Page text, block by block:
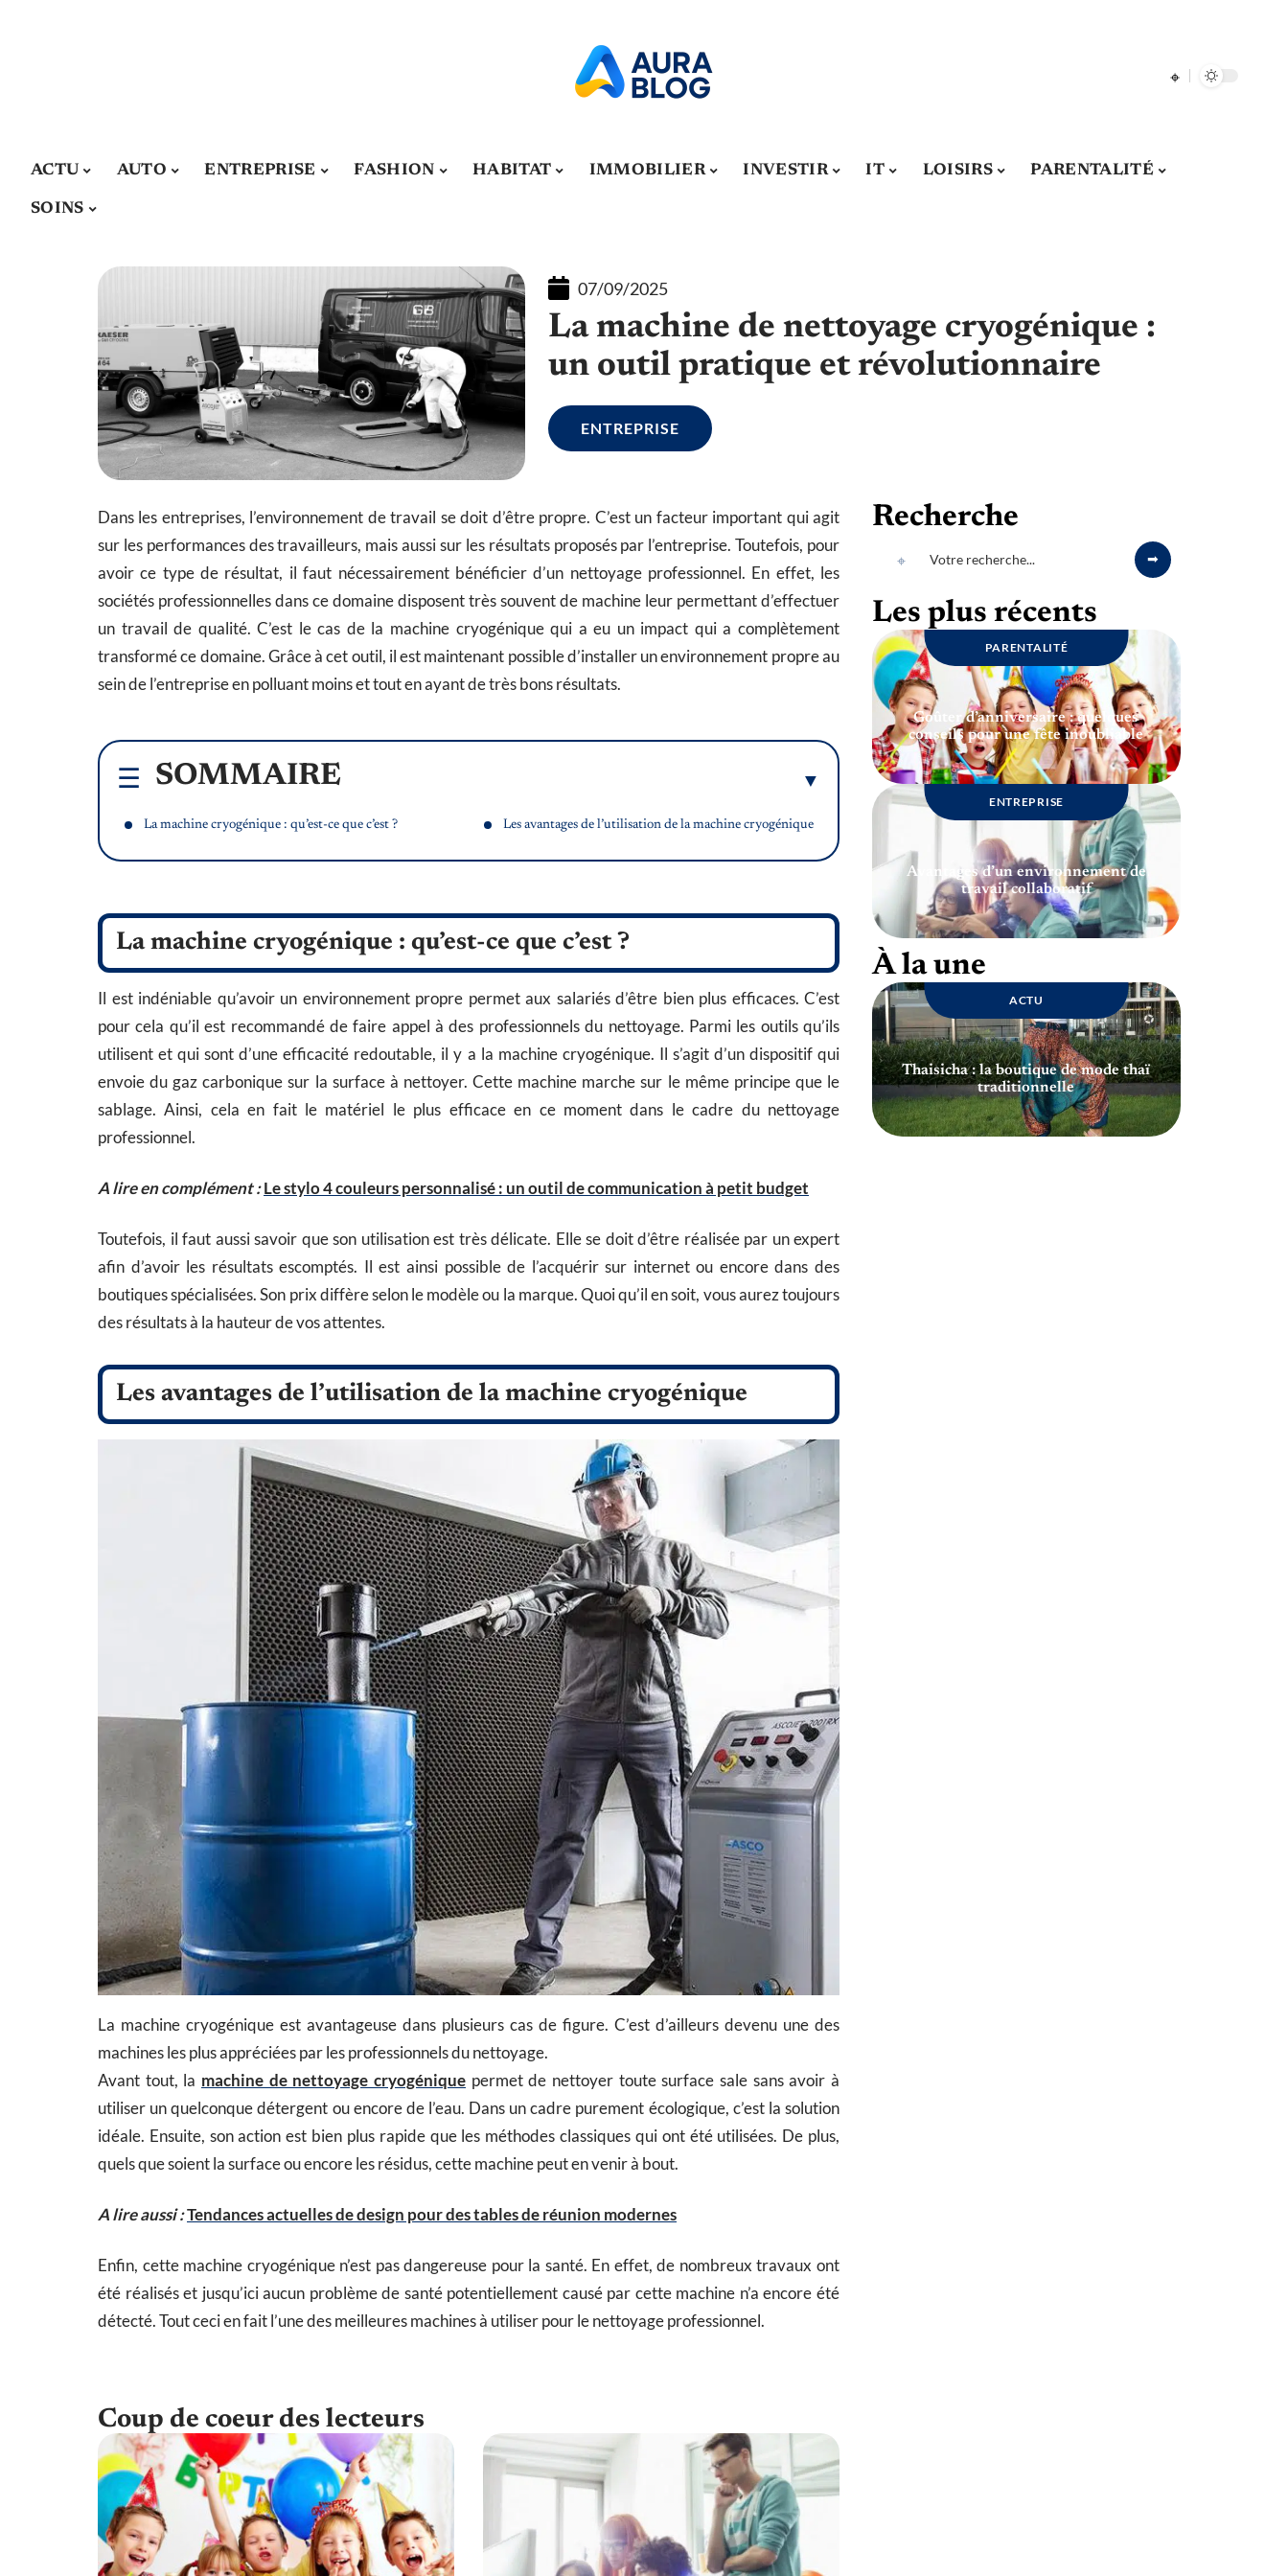
ACTU AUTO ENTREPRISE FASHION HABITAT IMMOBILIER INVESTIR IT LOISIRS PARENTALITÉ
SOINS
07/09/2025
La machine de nettoyage cryogénique :
un outil pratique et révolutionnaire
ENTREPRISE
Dans les entreprises, l’environnement de travail se doit d’être propre. C’est un facteur important qui agit
sur les performances des travailleurs, mais aussi sur les résultats proposés par l’entreprise. Toutefois, pour
avoir ce type de résultat, il faut nécessairement bénéficier d’un nettoyage professionnel. En effet, les
sociétés professionnelles dans ce domaine disposent très souvent de machine leur permettant d’effectuer
un travail de qualité. C’est le cas de la machine cryogénique qui a eu un impact qui a complètement
transformé ce domaine. Grâce à cet outil, il est maintenant possible d’installer un environnement propre au
sein de l’entreprise en polluant moins et tout en ayant de très bons résultats.
SOMMAIRE
La machine cryogénique : qu’est-ce que c’est ? Les avantages de l’utilisation de la machine cryogénique
La machine cryogénique : qu’est-ce que c’est ?
Il est indéniable qu’avoir un environnement propre permet aux salariés d’être bien plus efficaces. C’est
pour cela qu’il est recommandé de faire appel à des professionnels du nettoyage. Parmi les outils qu’ils
utilisent et qui sont d’une efficacité redoutable, il y a la machine cryogénique. Il s’agit d’un dispositif qui
envoie du gaz carbonique sur la surface à nettoyer. Cette machine marche sur le même principe que le
sablage. Ainsi, cela en fait le matériel le plus efficace en ce moment dans le cadre du nettoyage
professionnel.
A lire en complément :Le stylo 4 couleurs personnalisé : un outil de communication à petit budget
Toutefois, il faut aussi savoir que son utilisation est très délicate. Elle se doit d’être réalisée par un expert
afin d’avoir les résultats escomptés. Il est ainsi possible de l’acquérir sur internet ou encore dans des
boutiques spécialisées. Son prix diffère selon le modèle ou la marque. Quoi qu’il en soit, vous aurez toujours
des résultats à la hauteur de vos attentes.
Les avantages de l’utilisation de la machine cryogénique
La machine cryogénique est avantageuse dans plusieurs cas de figure. C’est d’ailleurs devenu une des
machines les plus appréciées par les professionnels du nettoyage.
Avant tout, la machine de nettoyage cryogénique permet de nettoyer toute surface sale sans avoir à
utiliser un quelconque détergent ou encore de l’eau. Dans un cadre purement écologique, c’est la solution
idéale. Ensuite, son action est bien plus rapide que les méthodes classiques qui ont été utilisées. De plus,
quels que soient la surface ou encore les résidus, cette machine peut en venir à bout.
A lire aussi :Tendances actuelles de design pour des tables de réunion modernes
Enfin, cette machine cryogénique n’est pas dangereuse pour la santé. En effet, de nombreux travaux ont
été réalisés et jusqu’ici aucun problème de santé potentiellement causé par cette machine n’a encore été
détecté. Tout ceci en fait l’une des meilleures machines à utiliser pour le nettoyage professionnel.
Coup de coeur des lecteurs
Recherche
Les plus récents
PARENTALITÉ
Goûter d’anniversaire : quelques
conseils pour une fête inoubliable
ENTREPRISE
Avantages d’un environnement de
travail collaboratif
À la une
ACTU
Thaisicha : la boutique de mode thaï
traditionnelle